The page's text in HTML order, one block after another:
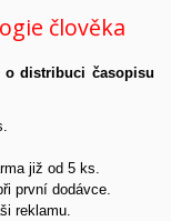
člověka
o distribuci časopisu
již od 5 ks.
první dodávce.
reklamu.